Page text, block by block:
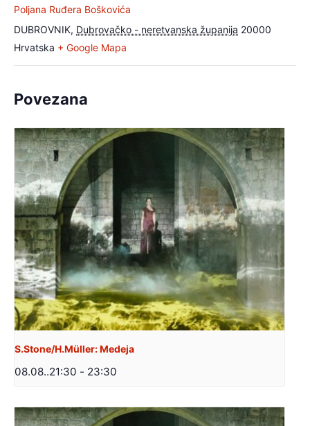
Poljana Ruđera Boškovića
DUBROVNIK, Dubrovačko - neretvanska županija 20000
Hrvatska + Google Mapa
Povezana
S.Stone/H.Müller: Medeja
08.08..21:30 - 23:30